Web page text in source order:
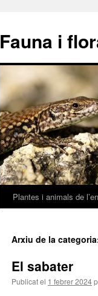
Fauna i
Vés
contingut
Plantes i animals de
Arxiu de la
El sabater
Publicat el 1 febrer 2024